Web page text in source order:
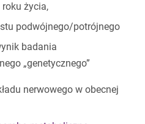
życia,
podwójnego/potrójnego
badania
„genetycznego”
nerwowego w obecnej